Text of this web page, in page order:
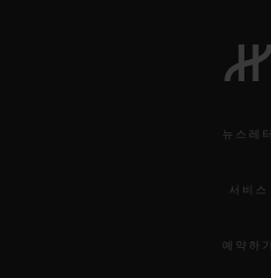
뉴스레터
서비스
예약하기